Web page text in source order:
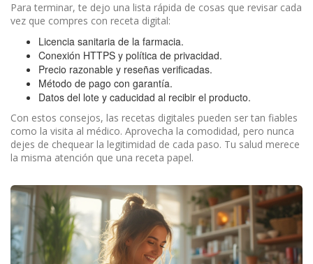
Para terminar, te dejo una lista rápida de cosas que revisar cada
vez que compres con receta digital:
Licencia sanitaria de la farmacia.
Conexión HTTPS y política de privacidad.
Precio razonable y reseñas verificadas.
Método de pago con garantía.
Datos del lote y caducidad al recibir el producto.
Con estos consejos, las recetas digitales pueden ser tan fiables
como la visita al médico. Aprovecha la comodidad, pero nunca
dejes de chequear la legitimidad de cada paso. Tu salud merece
la misma atención que una receta papel.